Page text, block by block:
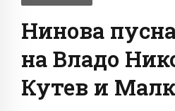
Нинова
на Владо
Кутев и